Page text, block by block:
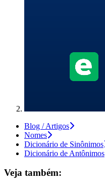
Blog / Artigos
Nomes
Dicionário de Sinônimos
Dicionário de Antônimos
Veja também: